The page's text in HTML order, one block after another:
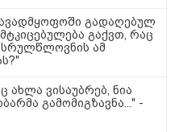
გადაღებულ
გაქვთ, რაც
ამ
ვისაუბრებ, ნია
გამომიგზავნა..." -